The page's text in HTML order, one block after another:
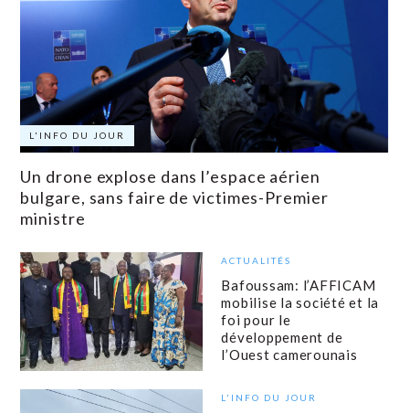
L'INFO DU JOUR
Un drone explose dans l’espace aérien
bulgare, sans faire de victimes-Premier
ministre
ACTUALITÉS
Bafoussam: l’AFFICAM
mobilise la société et la
foi pour le
développement de
l’Ouest camerounais
L'INFO DU JOUR